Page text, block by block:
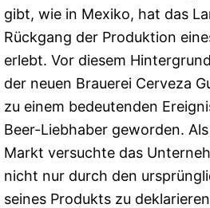
gibt, wie in Mexiko, hat das
Rückgang der Produktion
erlebt. Vor diesem
der neuen Brauerei Cerveza
zu einem bedeutenden
Beer-Liebhaber geworden.
Markt versuchte das
nicht nur durch den
seines Produkts zu